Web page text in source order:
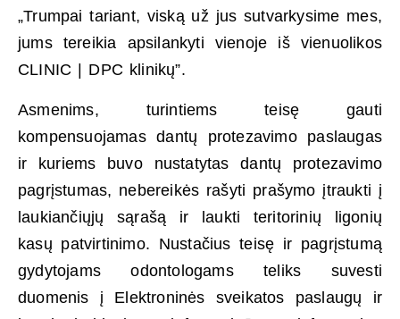
„Trumpai tariant, viską už jus sutvarkysime mes,
jums tereikia apsilankyti vienoje iš vienuolikos
CLINIC | DPC klinikų”.
Asmenims, turintiems teisę gauti
kompensuojamas dantų protezavimo paslaugas
ir kuriems buvo nustatytas dantų protezavimo
pagrįstumas, nebereikės rašyti prašymo įtraukti į
laukiančiųjų sąrašą ir laukti teritorinių ligonių
kasų patvirtinimo. Nustačius teisę ir pagrįstumą
gydytojams odontologams teliks suvesti
duomenis į Elektroninės sveikatos paslaugų ir